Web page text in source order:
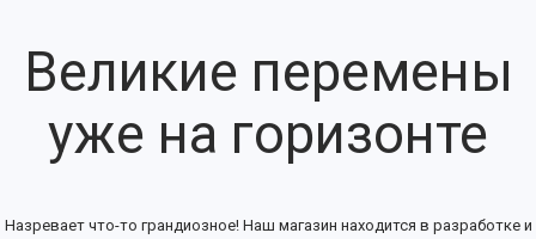
Великие перемены
уже на горизонте
Назревает что-то грандиозное! Наш магазин находится в разработке и